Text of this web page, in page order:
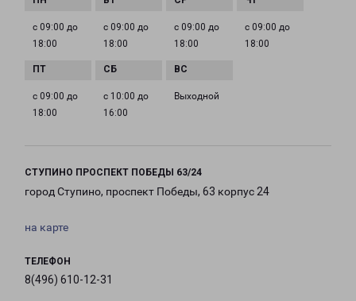
с 09:00 до
18:00
с 09:00 до
18:00
с 09:00 до
18:00
с 09:00 до
18:00
с 09:00 до
18:00
с 10:00 до
16:00
Выходной
СТУПИНО ПРОСПЕКТ ПОБЕДЫ 63/24
город Ступино, проспект Победы, 63 корпус 24
на карте
ТЕЛЕФОН
8(496) 610-12-31